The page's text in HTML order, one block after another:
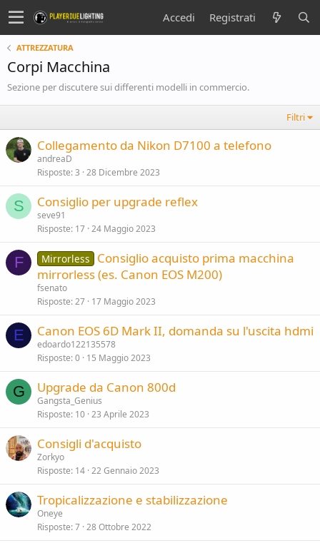
Accedi Registrati
ATTREZZATURA
Corpi Macchina
Sezione per discutere sui differenti modelli in commercio.
Filtri
Collegamento da Nikon D7100 a telefono
andreaD
Risposte 3 28 Dicembre 2023
S Consiglio per upgrade reflex
seve91
Risposte 17 24 Maggio 2023
F Mirrorless
Consiglio acquisto prima macchina
mirrorless (es. Canon EOS M200)
fsenato
Risposte 27 17 Maggio 2023
E Canon EOS 6D Mark II, domanda su l'uscita hdmi
edoardo122135578
Risposte 0 15 Maggio 2023
G Upgrade da Canon 800d
Gangsta_Genius
Risposte 10 23 Aprile 2023
Consigli d'acquisto
Zorkyo
Risposte 14 22 Gennaio 2023
Tropicalizzazione e stabilizzazione
Oneye
Risposte 7 28 Ottobre 2022